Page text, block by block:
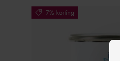
7% korting